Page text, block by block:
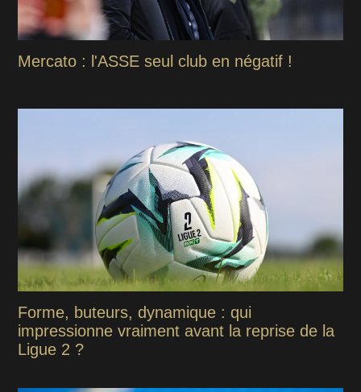
Mercato : l'ASSE seul club en négatif !
Forme, buteurs, dynamique : qui
impressionne vraiment avant la reprise de la
Ligue 2 ?